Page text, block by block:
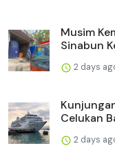
Musim
Sinabun
2 days
Celukan
2 days